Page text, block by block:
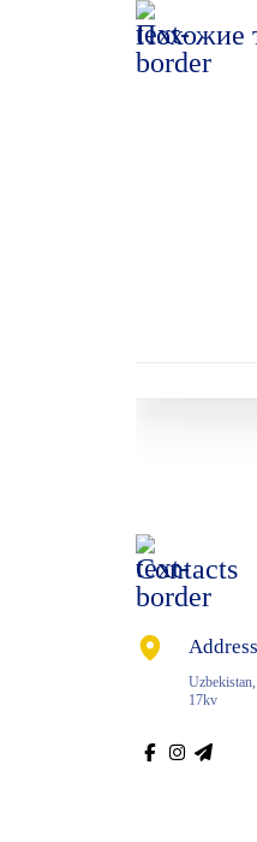
Похожие
Contacts
Address
17kv